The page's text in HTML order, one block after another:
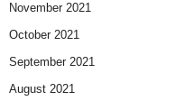
November 2021
October 2021
September 2021
August 2021